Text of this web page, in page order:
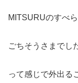
MITSURUのすべ
ごちそうさまでし
って感じで外出る